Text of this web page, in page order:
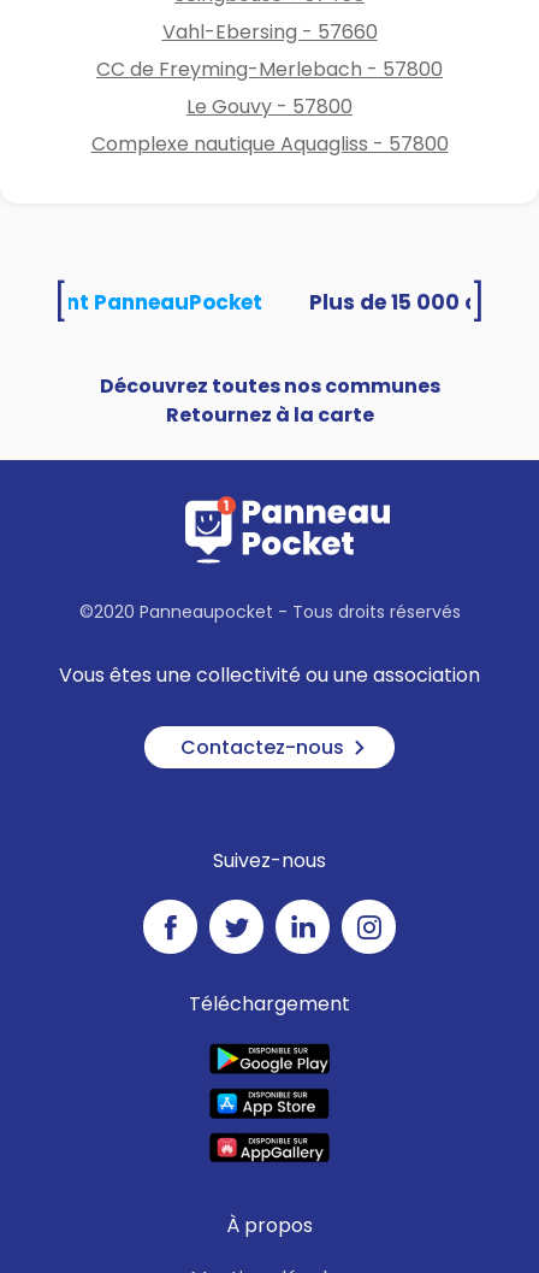
Vahl-Ebersing - 57660
CC de Freyming-Merlebach - 57800
Le Gouvy - 57800
Complexe nautique Aquagliss - 57800
PanneauPocket
Découvrez toutes nos communes
Retournez à la carte
©2020 Panneaupocket - Tous droits réservés
Vous êtes une collectivité ou une association
Contactez-nous
Suivez-nous
Téléchargement
À propos